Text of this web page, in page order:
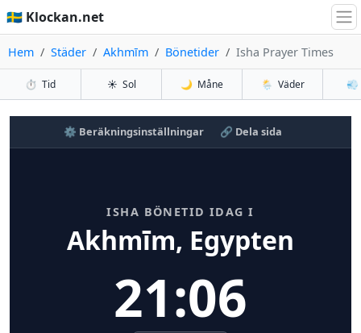
🇸🇪 Klockan.net
Hem Städer Akhmīm Bönetider Isha Prayer Times
⏱️ Tid ☀️ Sol 🌙 Måne 🌦️ Väder 💨
⚙️ Beräkningsinställningar 🔗 Dela sida
ISHA BÖNETID IDAG I
Akhmīm, Egypten
21:06